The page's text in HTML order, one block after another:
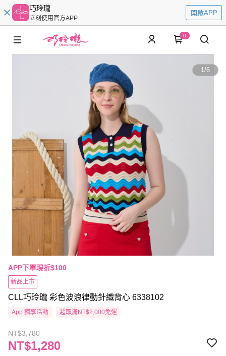
巧玲瓏
立刻使用官方APP
開啟APP
0
1/6
APP下單現折$100
新品上市
CLL巧玲瓏 彩色波浪律動針織背心 6338102
App 獨享活動 超取滿NT$2,000免運
NT$3,780
NT$1,280